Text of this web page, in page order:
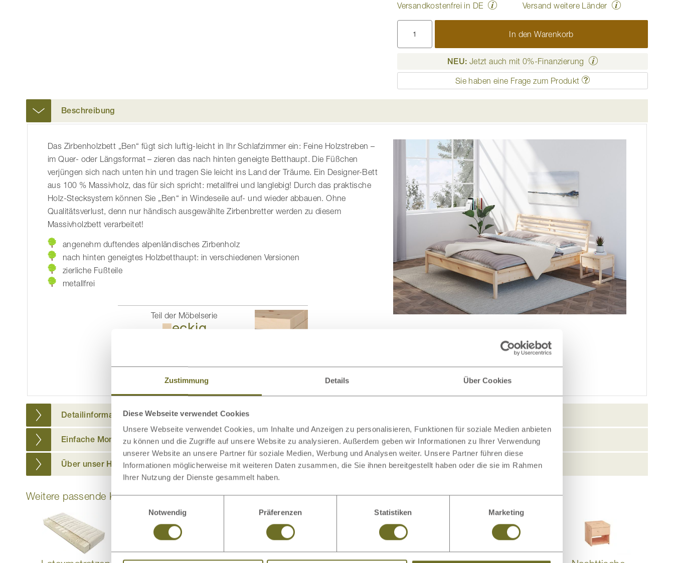
Zustimmung Details Über Cookies
Diese Webseite verwendet Cookies
Unsere Webseite verwendet Cookies, um Inhalte und Anzeigen zu personalisieren, Funktionen für soziale Medien anbieten
zu können und die Zugriffe auf unsere Website zu analysieren. Außerdem geben wir Informationen zu Ihrer Verwendung
unserer Website an unsere Partner für soziale Medien, Werbung und Analysen weiter. Unsere Partner führen diese
Informationen möglicherweise mit weiteren Daten zusammen, die Sie ihnen bereitgestellt haben oder die sie im Rahmen
Ihrer Nutzung der Dienste gesammelt haben.
Notwendig
Präferenzen Statistiken Marketing
Versandkostenfrei in DE Versand weitere Länder
In den Warenkorb
NEU: Jetzt auch mit 0%-Finanzierung
Sie haben eine Frage zum Produkt
Beschreibung
Das Zirbenholzbett „Ben“ fügt sich luftig-leicht in Ihr Schlafzimmer ein: Feine Holzstreben –
im Quer- oder Längsformat – zieren das nach hinten geneigte Betthaupt. Die Füßchen
verjüngen sich nach unten hin und tragen Sie leicht ins Land der Träume. Ein Designer-Bett
aus 100 % Massivholz, das für sich spricht: metallfrei und langlebig! Durch das praktische
Holz-Stecksystem können Sie „Ben“ in Windeseile auf- und wieder abbauen. Ohne
Qualitätsverlust, denn nur händisch ausgewählte Zirbenbretter werden zu diesem
Massivholzbett verarbeitet!
angenehm duftendes alpenländisches Zirbenholz
nach hinten geneigtes Holzbetthaupt: in verschiedenen Versionen
zierliche Fußteile
metallfrei
Teil der Möbelserie
eckig
Detailinformationen
Einfache Montage
Über unser Holz
Weitere passende Kategorien zu diesem Produkt